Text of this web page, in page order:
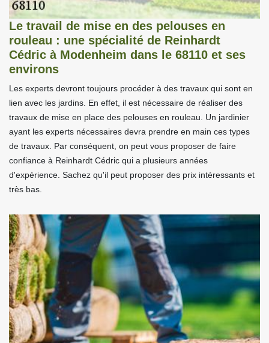
Le travail de mise en des pelouses en
rouleau : une spécialité de Reinhardt
Cédric à Modenheim dans le 68110 et ses
environs
Les experts devront toujours procéder à des travaux qui sont en
lien avec les jardins. En effet, il est nécessaire de réaliser des
travaux de mise en place des pelouses en rouleau. Un jardinier
ayant les experts nécessaires devra prendre en main ces types
de travaux. Par conséquent, on peut vous proposer de faire
confiance à Reinhardt Cédric qui a plusieurs années
d'expérience. Sachez qu'il peut proposer des prix intéressants et
très bas.